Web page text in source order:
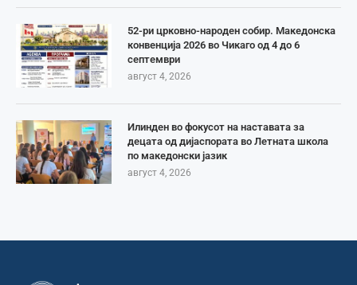
52-ри црковно-народен собир. Македонска
конвенција 2026 во Чикаго од 4 до 6
септември
август 4, 2026
Илинден во фокусот на наставата за
децата од дијаспората во Летната школа
по македонски јазик
август 4, 2026